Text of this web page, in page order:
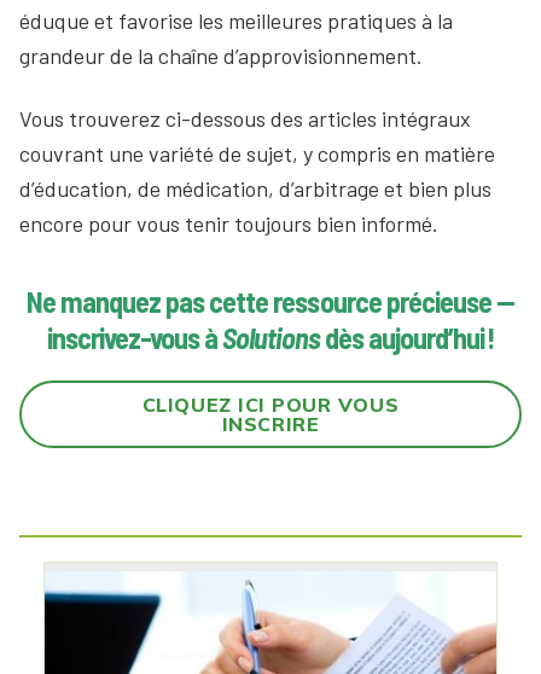
éduque et favorise les meilleures pratiques à la
grandeur de la chaîne d’approvisionnement.
Vous trouverez ci-dessous des articles intégraux
couvrant une variété de sujet, y compris en matière
d’éducation, de médication, d’arbitrage et bien plus
encore pour vous tenir toujours bien informé.
Ne manquez pas cette ressource précieuse —
inscrivez-vous àSolutionsdès aujourd’hui !
CLIQUEZ ICI POUR VOUS
INSCRIRE